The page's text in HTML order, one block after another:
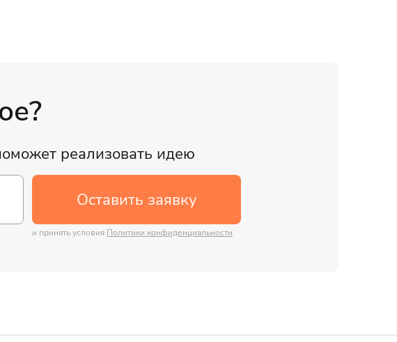
реализовать идею
Оставить заявку
и принять условия Политики конфиденциальности